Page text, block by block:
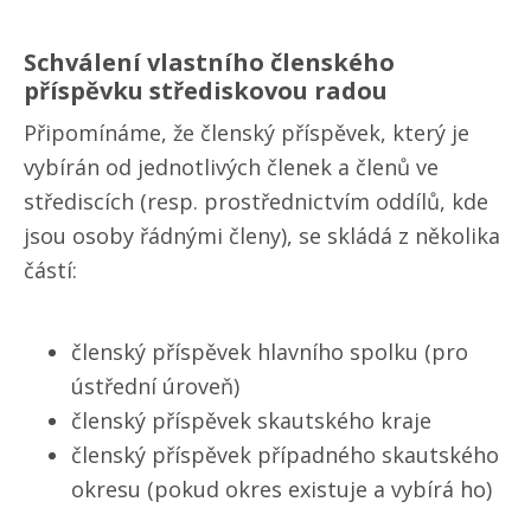
Schválení vlastního členského
příspěvku střediskovou radou
Připomínáme, že členský příspěvek, který je
vybírán od jednotlivých členek a členů ve
střediscích (resp. prostřednictvím oddílů, kde
jsou osoby řádnými členy), se skládá z několika
částí:
členský příspěvek hlavního spolku (pro
ústřední úroveň)
členský příspěvek skautského kraje
členský příspěvek případného skautského
okresu (pokud okres existuje a vybírá ho)